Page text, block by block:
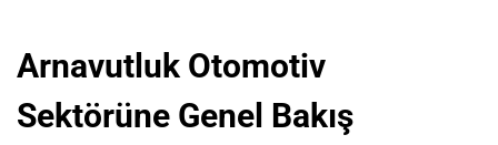
Arnavutluk Otomotiv
Sektörüne Genel Bakış